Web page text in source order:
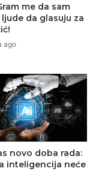
me da sam
da glasuju za
ago
novo doba rada:
inteligencija neće